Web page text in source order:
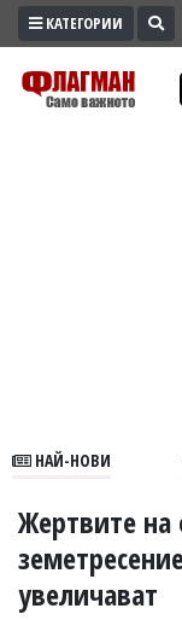
ПРОМО
ЗОНА
В
УКРАЙНА
СПОРТ
КАТЕГОРИИ
НАЙ-НОВИ
Жертвите на
увеличават